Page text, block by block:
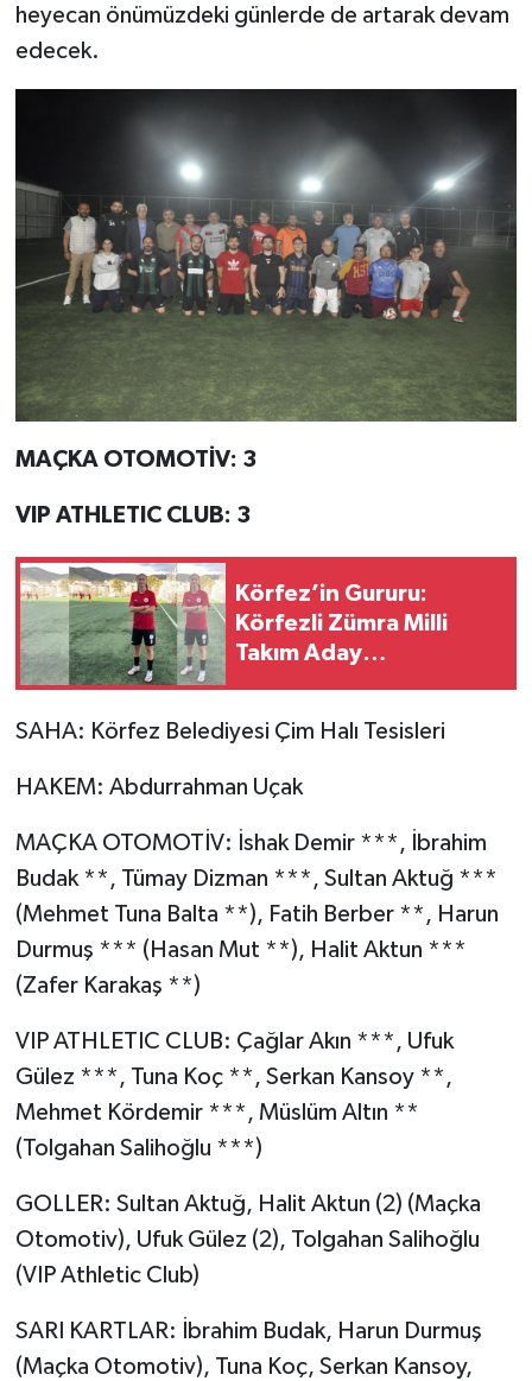
heyecan önümüzdeki günlerde de artarak devam
edecek.
MAÇKA OTOMOTİV: 3
VIP ATHLETIC CLUB: 3
Körfez’in Gururu:
Körfezli Zümra Milli
Takım Aday
SAHA: Körfez Belediyesi Çim Halı Tesisleri
HAKEM: Abdurrahman Uçak
MAÇKA OTOMOTİV: İshak Demir ***, İbrahim
Budak **, Tümay Dizman ***, Sultan Aktuğ ***
(Mehmet Tuna Balta **), Fatih Berber **, Harun
Durmuş *** (Hasan Mut **), Halit Aktun ***
(Zafer Karakaş **)
VIP ATHLETIC CLUB: Çağlar Akın ***, Ufuk
Gülez ***, Tuna Koç **, Serkan Kansoy **,
Mehmet Kördemir ***, Müslüm Altın **
(Tolgahan Salihoğlu ***)
GOLLER: Sultan Aktuğ, Halit Aktun (2) (Maçka
Otomotiv), Ufuk Gülez (2), Tolgahan Salihoğlu
(VIP Athletic Club)
SARI KARTLAR: İbrahim Budak, Harun Durmuş
(Maçka Otomotiv), Tuna Koç, Serkan Kansoy,